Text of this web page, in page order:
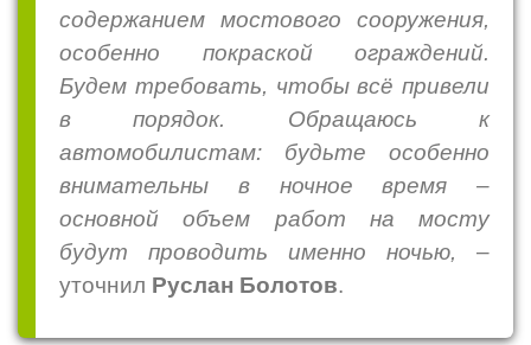
содержанием мостового сооружения,
особенно покраской ограждений.
Будем требовать, чтобы всё привели
в порядок. Обращаюсь к
автомобилистам: будьте особенно
внимательны в ночное время –
основной объем работ на мосту
будут проводить именно ночью, –
уточнил Руслан Болотов.